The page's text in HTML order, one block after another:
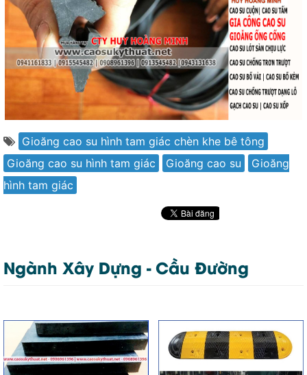
Gioăng cao su hình tam giác chèn khe bê tông
Gioăng cao su hình tam giác
Gioăng cao su
Gioăng
hình tam giác
Ngành Xây Dựng - Cầu Đường